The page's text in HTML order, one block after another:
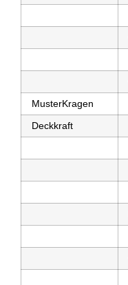
MusterKragen
Deckkraft